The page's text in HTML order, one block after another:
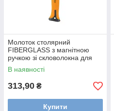
Молоток столярний
FIBERGLASS з магнітною
ручкою зі скловолокна для
цвяхів, 450г, DIY-HF3045
В наявності
313,90 ₴
Купити